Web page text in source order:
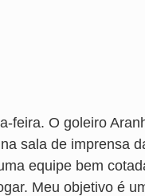
feira. O goleiro
sala de imprensa
equipe bem
Meu objetivo é